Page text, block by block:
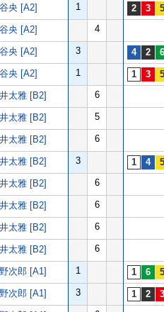
央 [A2] 1
央 [A2] 4
央 [A2] 3
央 [A2] 1
太雅 [B2] 6
太雅 [B2] 5
太雅 [B2] 6
太雅 [B2] 3
太雅 [B2] 6
太雅 [B2] 6
太雅 [B2] 6
太雅 [B2] 6
次郎 [A1] 1
次郎 [A1] 3